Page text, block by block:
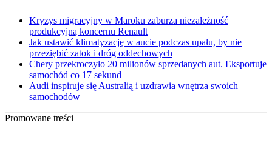
Kryzys migracyjny w Maroku zaburza niezależność
produkcyjną koncernu Renault
Jak ustawić klimatyzację w aucie podczas upału, by nie
przeziębić zatok i dróg oddechowych
Chery przekroczyło 20 milionów sprzedanych aut. Eksportuje
samochód co 17 sekund
Audi inspiruje się Australią i uzdrawia wnętrza swoich
samochodów
Promowane treści